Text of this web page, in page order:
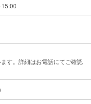
15:00
す。詳細はお電話にてご確認